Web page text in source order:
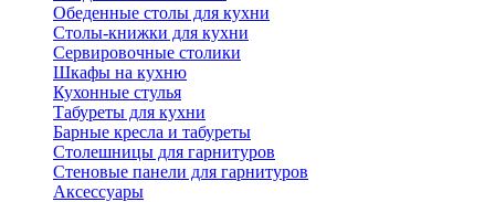
Обеденные столы для кухни
Столы-книжки для кухни
Сервировочные столики
Шкафы на кухню
Кухонные стулья
Табуреты для кухни
Барные кресла и табуреты
Столешницы для гарнитуров
Стеновые панели для гарнитуров
Аксессуары